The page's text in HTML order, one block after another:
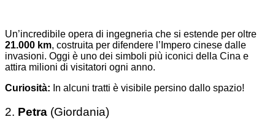
Un’incredibile opera di ingegneria che si estende per oltre
21.000 km, costruita per difendere l’Impero cinese dalle
invasioni. Oggi è uno dei simboli più iconici della Cina e
attira milioni di visitatori ogni anno.
Curiosità: In alcuni tratti è visibile persino dallo spazio!
2. Petra (Giordania)